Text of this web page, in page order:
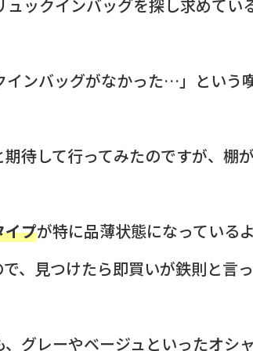
ックインバッグを探し求めてい
ンバッグがなかった…」という
待して行ってみたのですが、棚
イプが特に品薄状態になっている
、見つけたら即買いが鉄則と言
グレーやベージュといったオシ